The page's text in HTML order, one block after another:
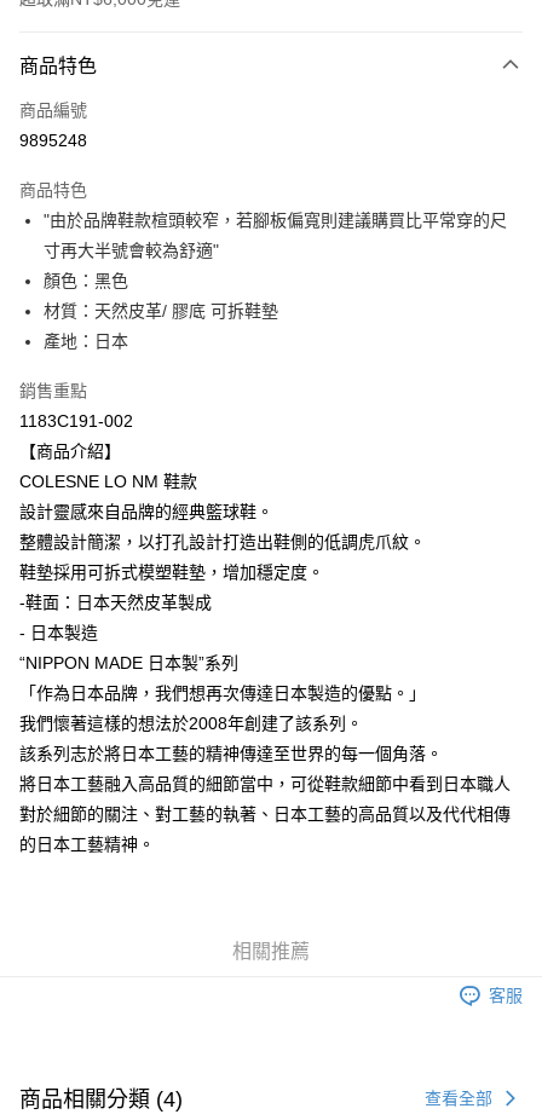
信用卡一次付款
超商取貨付款
Apple Pay
ATM付款
運送方式
每筆NT$80，滿NT$6,000(含以上)免運費
萊爾富取貨付款
每筆NT$80，滿NT$6,000(含以上)免運費
付款後萊爾富取貨
每筆NT$80，滿NT$6,000(含以上)免運費
7-11取貨付款
每筆NT$80，滿NT$6,000(含以上)免運費
付款後7-11取貨
每筆NT$80，滿NT$6,000(含以上)免運費
宅配
每筆NT$120，滿NT$6,000(含以上)免運費
商品特色
商品編號
9895248
商品特色
"由於品牌鞋款楦頭較窄，若腳板偏寬則建議購買比平常穿的尺
寸再大半號會較為舒適"
顏色：黑色
材質：天然皮革/ 膠底 可拆鞋墊
產地：日本
銷售重點
1183C191-002
【商品介紹】
COLESNE LO NM 鞋款
設計靈感來自品牌的經典籃球鞋。
整體設計簡潔，以打孔設計打造出鞋側的低調虎爪紋。
鞋墊採用可拆式模塑鞋墊，增加穩定度。
-鞋面：日本天然皮革製成
- 日本製造
“NIPPON MADE 日本製”系列
「作為日本品牌，我們想再次傳達日本製造的優點。」
我們懷著這樣的想法於2008年創建了該系列。
該系列志於將日本工藝的精神傳達至世界的每一個角落。
將日本工藝融入高品質的細節當中，可從鞋款細節中看到日本職人
對於細節的關注、對工藝的執著、日本工藝的高品質以及代代相傳
的日本工藝精神。
相關推薦
客服
商品相關分類 (4) 查看全部